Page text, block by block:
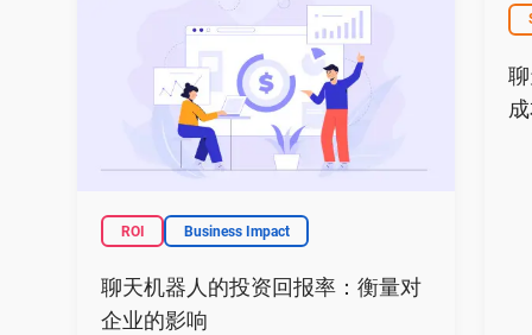
ROI Business Impact
聊天机器人的投资回报率：衡量对
企业的影响